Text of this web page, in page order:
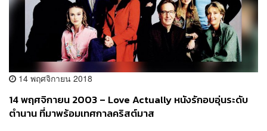
14 พฤศจิกายน 2018
14 พฤศจิกายน 2003 – Love Actually หนังรักอบอุ่นระดับ
ตำนาน ที่มาพร้อมเทศกาลคริสต์มาส